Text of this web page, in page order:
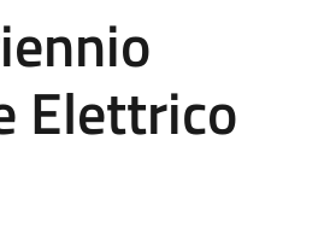
Elettrico